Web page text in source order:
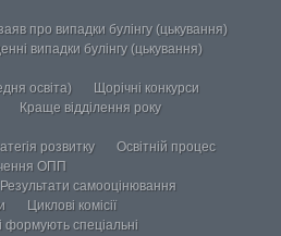
про випадки булінгу (цькування)
випадки булінгу (цькування)
освіта)
Щорічні конкурси
Краще відділення року
розвитку
Освітній процес
ОПП
Результати самооцінювання
Циклові комісії
формують спеціальні